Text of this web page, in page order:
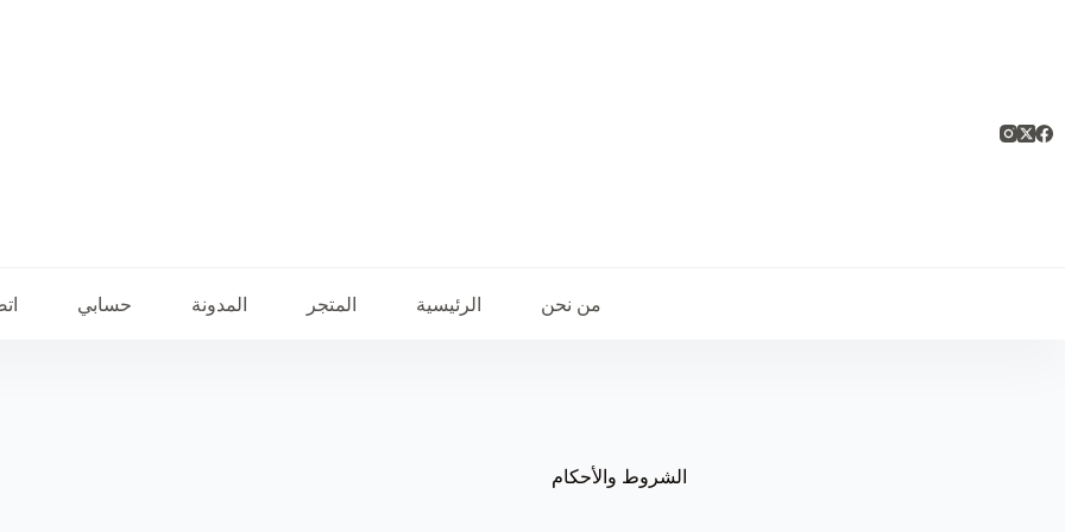
من نحن الرئيسية المتجر المدونة حسابي
الشروط والأحكام